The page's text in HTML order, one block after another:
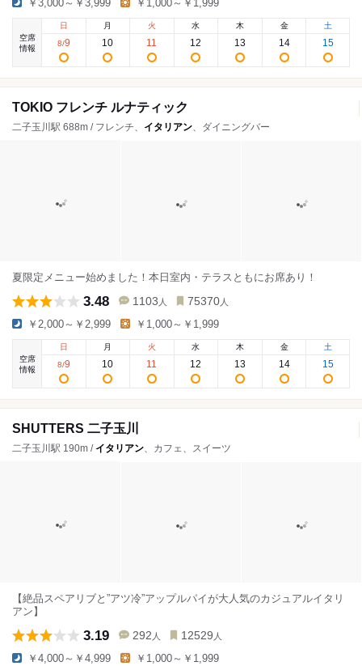
￥3,000～￥3,999 ￥1,000～￥1,999
空席
情報
日
8/9
月
10
火
11
水
12
木
13
金
14
土
15
TOKIO フレンチ ルナティック
二子玉川駅 688m / フレンチ、 イタリアン、ダイニングバー
夏限定メニュー始めました！本日室内・テラスともにお席あり！
3.48 1103 人 75370 人
￥2,000～￥2,999 ￥1,000～￥1,999
空席
情報
日
8/9
月
10
火
11
水
12
木
13
金
14
土
15
SHUTTERS 二子玉川
二子玉川駅 190m / イタリアン、カフェ、スイーツ
【絶品スペアリブと”アツ冷”アップルパイが大人気のカジュアルイタリ
アン】
3.19 292 人 12529 人
￥4,000～￥4,999 ￥1,000～￥1,999